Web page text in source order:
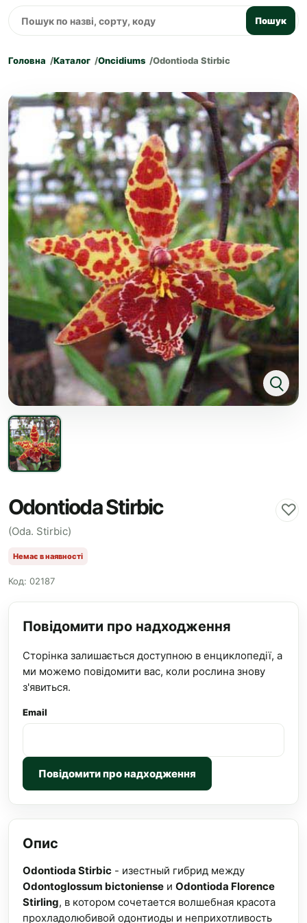
Пошук
Головна Каталог Oncidiums Odontioda Stirbic
Odontioda Stirbic ♡
(Oda. Stirbic)
Немає в наявності
Код: 02187
Повідомити про надходження
Сторінка залишається доступною в енциклопедії, а
ми можемо повідомити вас, коли рослина знову
з'явиться.
Email
Повідомити про надходження
Опис
Odontioda Stirbic - изестный гибрид между
Odontoglossum bictoniense и Odontioda Florence
Stirling, в котором сочетается волшебная красота
прохладолюбивой одонтиоды и неприхотливость